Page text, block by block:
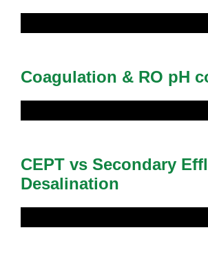
Coagulation & RO pH
CEPT vs Secondary
Desalination